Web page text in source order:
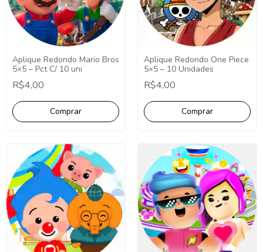
Aplique Redondo Mario Bros
5×5 – Pct C/ 10 uni
R$4,00
Aplique Redondo One Piece
5×5 – 10 Unidades
R$4,00